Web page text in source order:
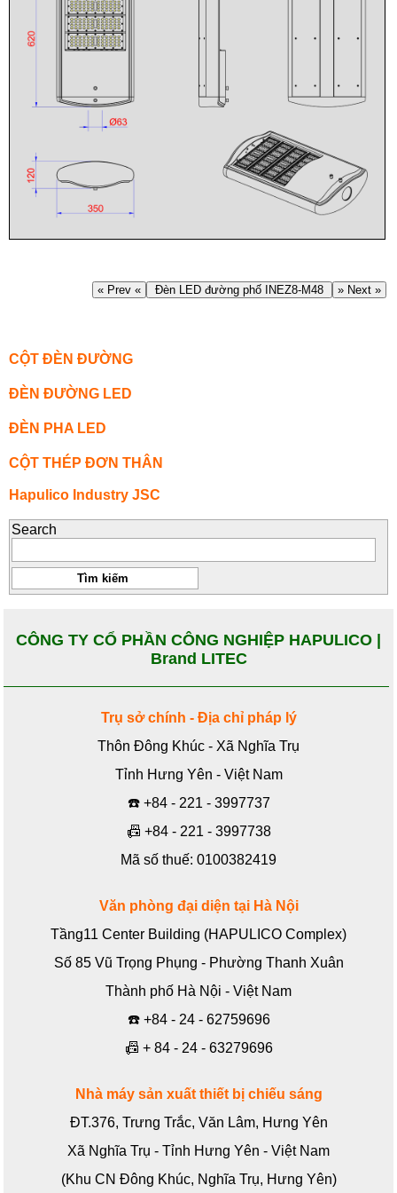
« Prev « Đèn LED đường phố INEZ8-M48 » Next »
CỘT ĐÈN ĐƯỜNG
ĐÈN ĐƯỜNG LED
ĐÈN PHA LED
CỘT THÉP ĐƠN THÂN
Hapulico Industry JSC
Search
CÔNG TY CỔ PHẦN CÔNG NGHIỆP HAPULICO |
Brand LITEC
Trụ sở chính - Địa chỉ pháp lý
Thôn Đông Khúc - Xã Nghĩa Trụ
Tỉnh Hưng Yên - Việt Nam
☎️ +84 - 221 - 3997737
📠 +84 - 221 - 3997738
Mã số thuế: 0100382419
Văn phòng đại diện tại Hà Nội
Tầng11 Center Building (HAPULICO Complex)
Số 85 Vũ Trọng Phụng - Phường Thanh Xuân
Thành phố Hà Nội - Việt Nam
☎️ +84 - 24 - 62759696
📠 + 84 - 24 - 63279696
Nhà máy sản xuất thiết bị chiếu sáng
ĐT.376, Trưng Trắc, Văn Lâm, Hưng Yên
Xã Nghĩa Trụ - Tỉnh Hưng Yên - Việt Nam
(Khu CN Đông Khúc, Nghĩa Trụ, Hưng Yên)